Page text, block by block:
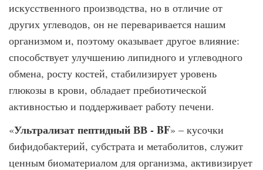
искусственного производства, но в отличие от
других углеводов, он не переваривается нашим
организмом и, поэтому оказывает другое влияние:
способствует улучшению липидного и углеводного
обмена, росту костей, стабилизирует уровень
глюкозы в крови, обладает пребиотической
активностью и поддерживает работу печени.
«Ультрализат пептидный ВВ - BF» – кусочки
бифидобактерий, субстрата и метаболитов, служит
ценным биоматериалом для организма, активизирует